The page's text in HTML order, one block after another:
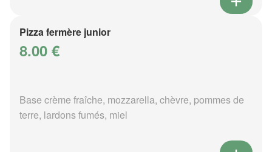
Pizza fermère junior
8.00 €
Base crème fraîche, mozzarella, chèvre, pommes de
terre, lardons fumés, miel